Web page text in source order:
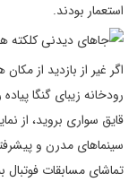
استعمار بودند.
اگر غیر از بازدید از
رودخانه زیبای گنگا
قایق سواری بروید، از
سینماهای مدرن و
تماشای مسابقات فوتبال